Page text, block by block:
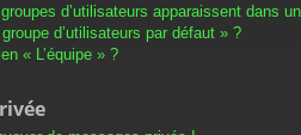
d’utilisateurs apparaissent dans
groupe d’utilisateurs par défaut » ?
« L’équipe » ?